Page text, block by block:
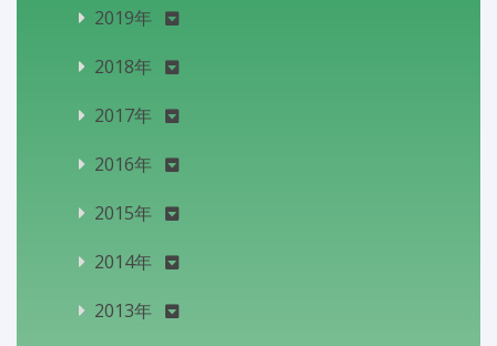
2019年
2018年
2017年
2016年
2015年
2014年
2013年